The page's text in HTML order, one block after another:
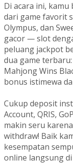
Di acara ini,
dari game favorit
Olympus, dan
gacor — slot
peluang jackpot
dua game
Mahjong Wins
bonus istimewa
Cukup deposit
Account, QRIS,
makin seru
withdraw! Baik
kesempatan
online langsung